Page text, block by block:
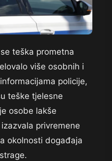
teška prometna
više osobnih i
policije,
teške tjelesne
osobe lakše
privremene
okolnosti događaja